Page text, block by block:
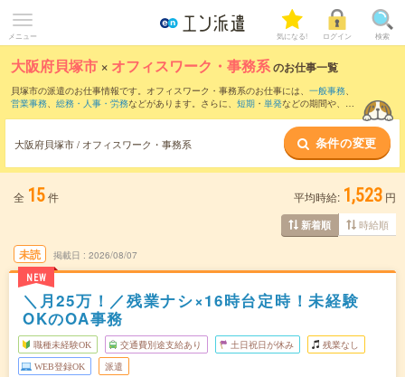
メニュー 気になる! ログイン 検索
大阪府貝塚市 × オフィスワーク・事務系のお仕事一覧
貝塚市の派遣のお仕事情報です。オフィスワーク・事務系のお仕事には、 一般事務、
営業事務、 総務・人事・労務などがあります。さらに、 短期 ・ 単発などの期間や、 職
大阪府貝塚市 / オフィスワーク・事務系 条件の変更
全 15件 平均時給: 1,523 円
新着順 時給順
未読
NEW
掲載日 2026/08/07
＼月25万！／残業ナシ×16時台定時！未経験
OKのOA事務
職種未経験OK 交通費別途支給あり 土日祝日が休み 残業なし
WEB登録OK 派遣